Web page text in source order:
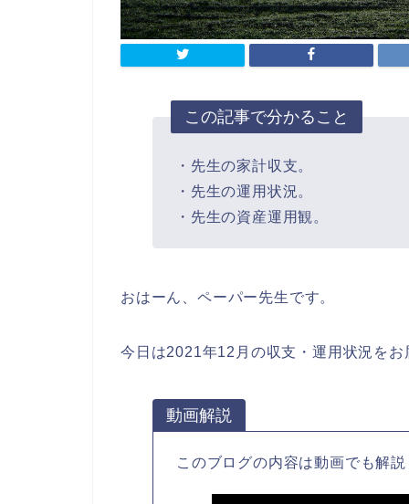
この記事で分かること
・先生の家計収支。
・先生の運用状況。
・先生の資産運用観。
おはーん、ペーパー先生です。
今日は2021年12月の収支・運用状況をお
動画解説
このブログの内容は動画でも解